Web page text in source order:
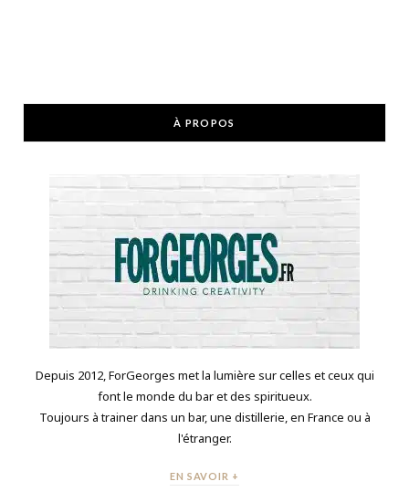
À PROPOS
Depuis 2012, ForGeorges met la lumière sur celles et ceux qui
font le monde du bar et des spiritueux.
Toujours à trainer dans un bar, une distillerie, en France ou à
l'étranger.
EN SAVOIR +